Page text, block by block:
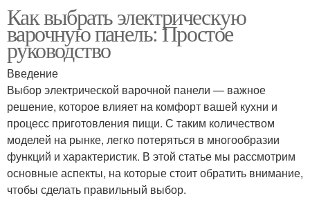
Как выбрать электрическую
варочную панель: Простое
руководство
Введение
Выбор электрической варочной панели — важное
решение, которое влияет на комфорт вашей кухни и
процесс приготовления пищи. С таким количеством
моделей на рынке, легко потеряться в многообразии
функций и характеристик. В этой статье мы рассмотрим
основные аспекты, на которые стоит обратить внимание,
чтобы сделать правильный выбор.